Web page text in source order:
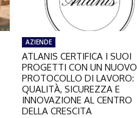
AZIENDE
ATLANIS CERTIFICA I SUOI
PROGETTI CON UN NUOVO
PROTOCOLLO DI LAVORO:
QUALITÀ, SICUREZZA E
INNOVAZIONE AL CENTRO
DELLA CRESCITA